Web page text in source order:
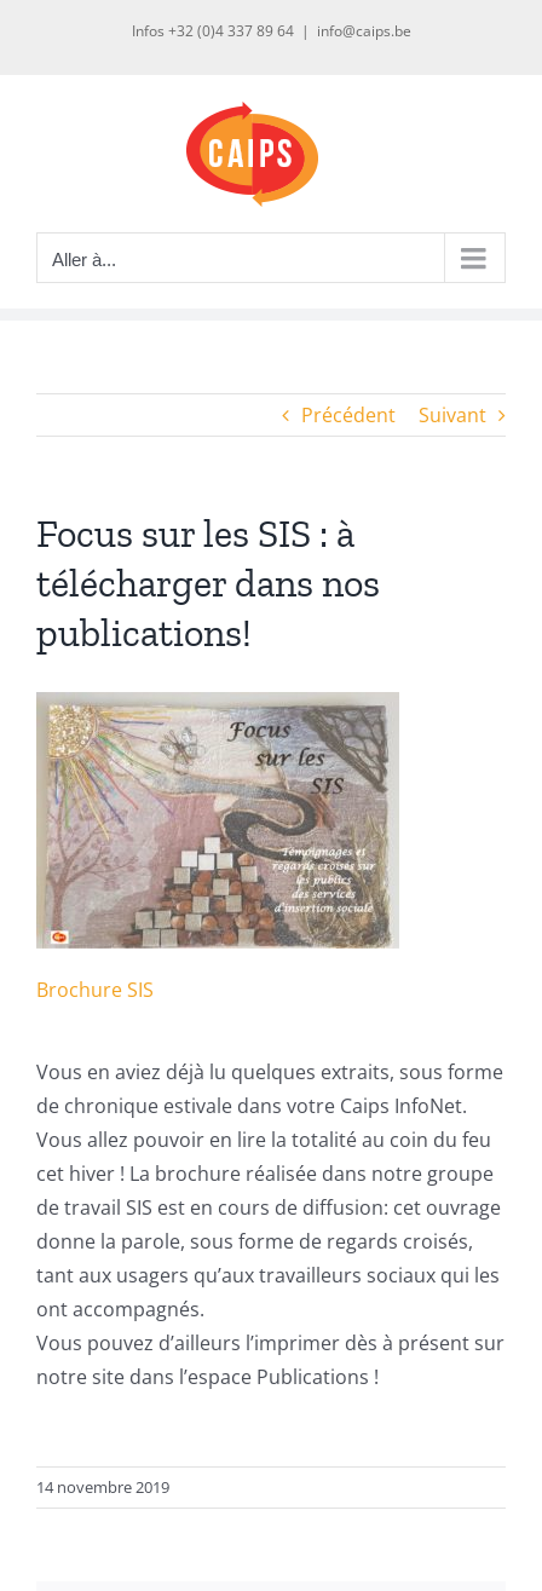
Infos +32 (0)4 337 89 64 | info@caips.be
Aller à...
Précédent Suivant
Focus sur les SIS : à
télécharger dans nos
publications!
Brochure SIS
Vous en aviez déjà lu quelques extraits, sous forme
de chronique estivale dans votre Caips InfoNet.
Vous allez pouvoir en lire la totalité au coin du feu
cet hiver ! La brochure réalisée dans notre groupe
de travail SIS est en cours de diffusion: cet ouvrage
donne la parole, sous forme de regards croisés,
tant aux usagers qu’aux travailleurs sociaux qui les
ont accompagnés.
Vous pouvez d’ailleurs l’imprimer dès à présent sur
notre site dans l’espace Publications !
14 novembre 2019